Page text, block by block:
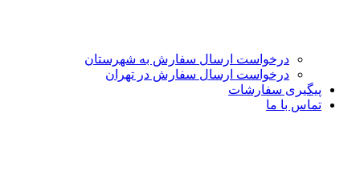
درخواست ارسال سفارش به شهرستان
درخواست ارسال سفارش در تهران
پیگیری سفارشات
تماس با ما